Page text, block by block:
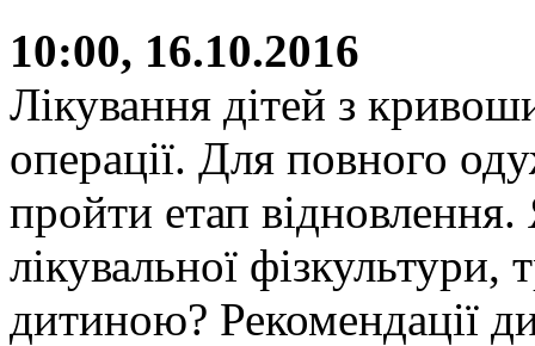
10:00, 16.10.2016
Лікування дітей з
операції. Для повного
пройти етап
лікувальної фізкультури,
дитиною? Рекомендації